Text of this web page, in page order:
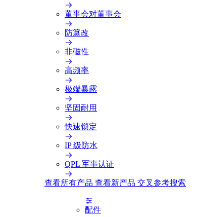
董事会对董事会
防篡改
非磁性
高频率
极端暴露
坚固耐用
快速锁定
IP 级防水
QPL 军事认证
查看所有产品 查看新产品 交叉参考搜索
配件